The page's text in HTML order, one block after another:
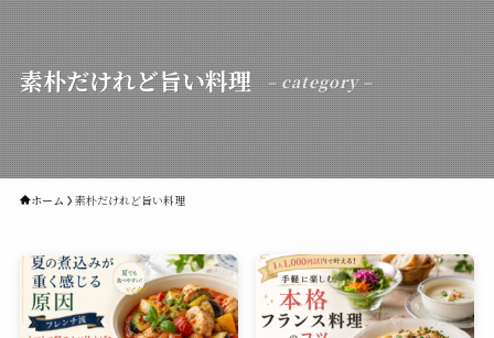
素朴だけれど旨い料理 – category –
ホーム 素朴だけれど旨い料理